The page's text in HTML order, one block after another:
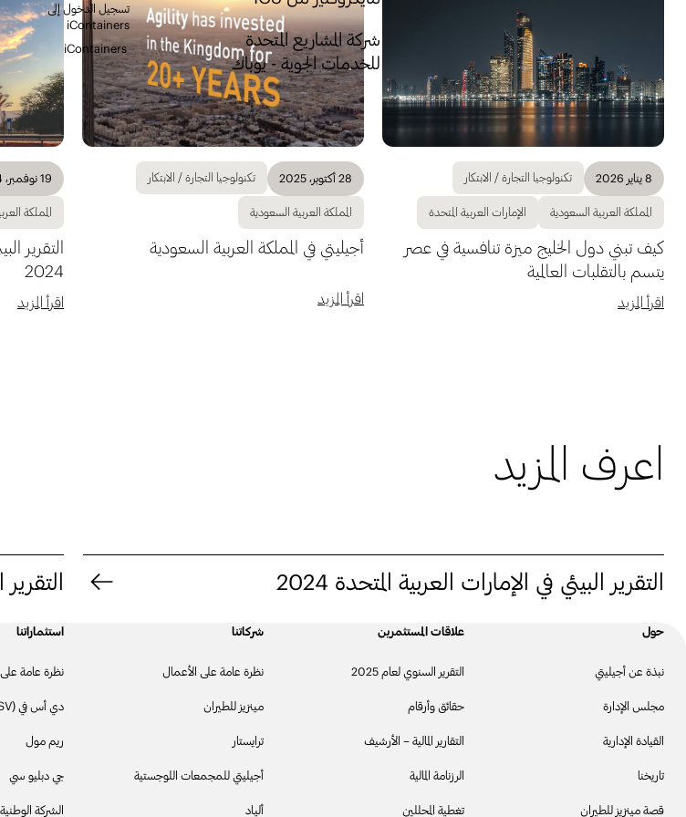
شركة المشاريع المتحدة
للخدمات الجوية - يوباك
تسجيل الدخول إلى
iContainers
8 يناير 2026 تكنولوجيا التجارة / الابتكار
المملكة العربية السعودية الإمارات العربية المتحدة
كيف تبني دول الخليج ميزة تنافسية في عصر
يتسم بالتقلبات العالمية
اقرأ المزيد
28 أكتوبر، 2025 تكنولوجيا التجارة / الابتكار
المملكة العربية السعودية
أجيليتي في المملكة العربية السعودية
اقرأ المزيد
19 نوفمبر، 2024
المملكة
التقرير
2024
اقرأ المزيد
اعرف المزيد
التقرير البيئي في الإمارات العربية المتحدة 2024 التقرير
حول
نبذة عن أجيليتي
مجلس الإدارة
القيادة الإدارية
تاريخنا
قصة مينزيز للطيران
علاقات المستثمرين
التقرير السنوي لعام 2025
حقائق وأرقام
التقارير المالية – الأرشيف
الرزنامة المالية
تغطية المحللين
شركاتنا
نظرة عامة على الأعمال
مينزيز للطيران
ترايستار
أجيليتي للمجمعات اللوجستية
أليـاد
استثماراتنا
نظرة عامة
دي أس في (DSV)
ريم مول
جي دبليو سي
الشركة